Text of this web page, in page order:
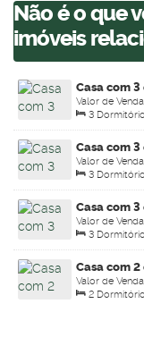
Não é o que
imóveis
Casa com
Valor de Venda
79052-270,
3
Sala(s) , 1
225.00 m²
Casa com
Grande
Valor de Venda
390, Rita
3
Sala(s) , 3
130.00 m² ,
Casa com
Grande
Valor de Venda
casa, 79052-
Brasil
3
Total: 225.00
225.00 m²
Casa com
Campo
Valor de Venda
dos Deuses,
2